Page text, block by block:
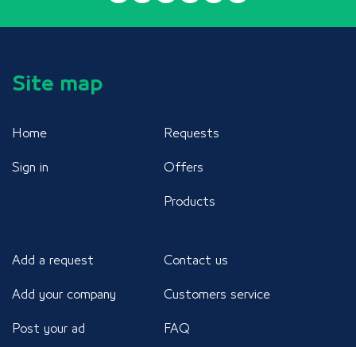
Site map
Home
Sign in
Requests
Offers
Products
Add a request
Add your company
Post your ad
Contact us
Customers service
FAQ